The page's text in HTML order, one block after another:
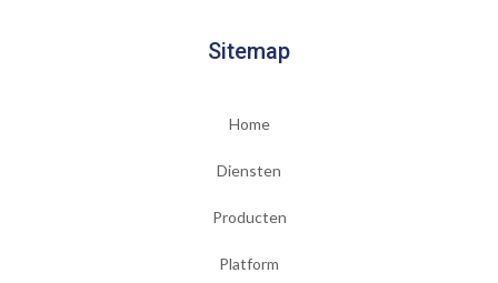
Sitemap
Home
Diensten
Producten
Platform